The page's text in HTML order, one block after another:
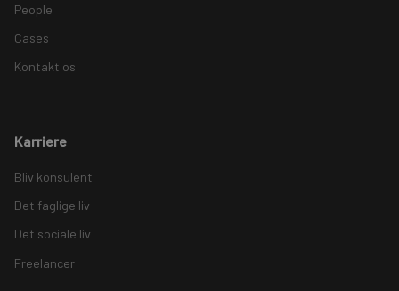
People
Cases
Kontakt os
Karriere
Bliv konsulent
Det faglige liv
Det sociale liv
Freelancer